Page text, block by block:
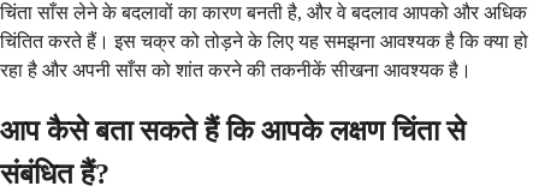
चिंता साँस लेने के बदलावों का कारण बनती है, और वे बदलाव आपको और अधिक
चिंतित करते हैं। इस चक्र को तोड़ने के लिए यह समझना आवश्यक है कि क्या हो
रहा है और अपनी साँस को शांत करने की तकनीकें सीखना आवश्यक है।
आप कैसे बता सकते हैं कि आपके लक्षण चिंता से
संबंधित हैं?